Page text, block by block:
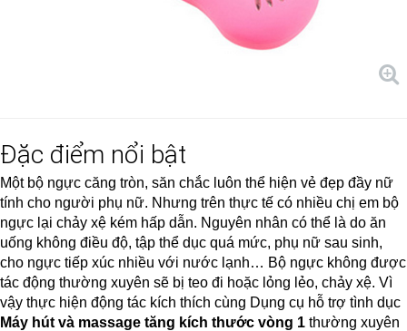
Đặc điểm nổi bật
Một bộ ngực căng tròn, săn chắc luôn thể hiện vẻ đẹp đầy nữ
tính cho người phụ nữ. Nhưng trên thực tế có nhiều chị em bộ
ngực lại chảy xệ kém hấp dẫn. Nguyên nhân có thể là do ăn
uống không điều độ, tập thể dục quá mức, phụ nữ sau sinh,
cho ngực tiếp xúc nhiều với nước lạnh… Bộ ngực không được
tác động thường xuyên sẽ bị teo đi hoặc lỏng lẻo, chảy xệ. Vì
vậy thực hiện động tác kích thích cùng Dụng cụ hỗ trợ tình dục
Máy hút và massage tăng kích thước vòng 1 thường xuyên